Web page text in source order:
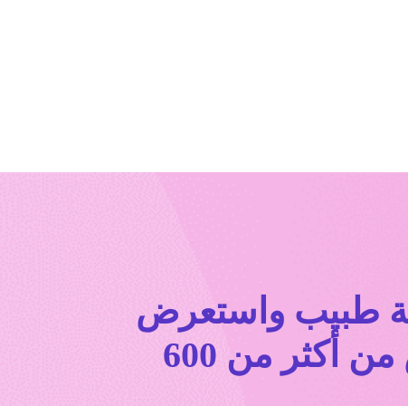
طبیب واستعرض
أكثر من 9000 عرض من أكثر من 600